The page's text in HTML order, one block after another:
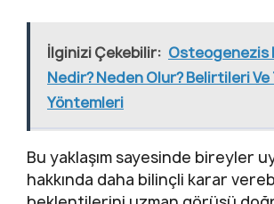
İlginizi Çekebilir: Osteogenezis
Nedir? Neden Olur? Belirtileri
Yöntemleri
Bu yaklaşım sayesinde bireyler
hakkında daha bilinçli karar